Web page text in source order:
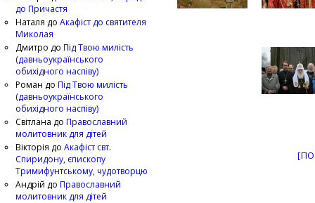
до Причастя
Наталя до Акафіст до святителя
Миколая
Дмитро до Під Твою милість
(давньоукраїнського
обихідного наспіву)
Роман до Під Твою милість
(давньоукраїнського
обихідного наспіву)
Світлана до Православний
молитовник для дітей
Вікторія до Акафіст свт.
Спиридону, єпископу
Тримифунтському, чудотворцю
Андрій до Православний
молитовник для дітей